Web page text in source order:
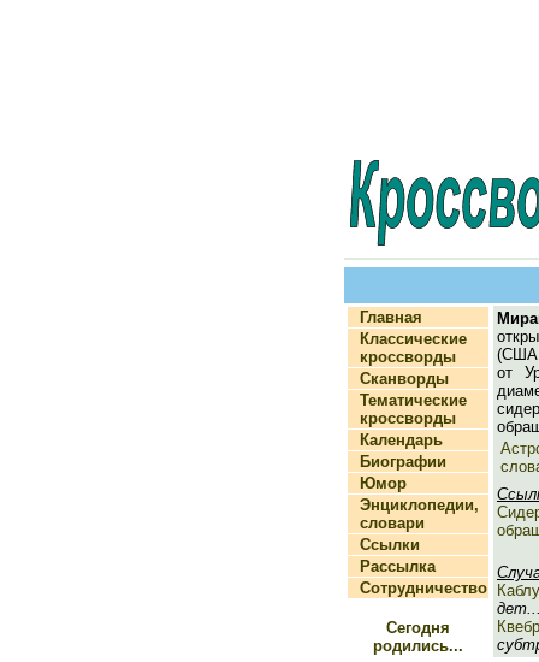
Главная
Классические
кроссворды
Сканворды
Тематические
кроссворды
Календарь
Биографии
Юмор
Энциклопедии,
словари
Ссылки
Рассылка
Сотрудничество
Сегодня
родились...
от